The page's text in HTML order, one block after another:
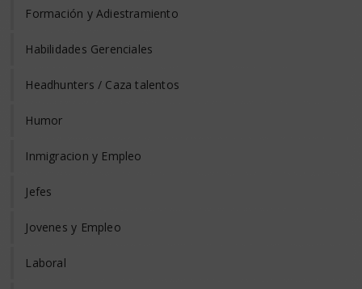
Formación y Adiestramiento
Habilidades Gerenciales
Headhunters / Caza talentos
Humor
Inmigracion y Empleo
Jefes
Jovenes y Empleo
Laboral